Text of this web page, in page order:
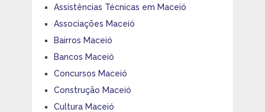
Assistências Técnicas em Maceió
Associações Maceió
Bairros Maceió
Bancos Maceió
Concursos Maceió
Construção Maceió
Cultura Maceió